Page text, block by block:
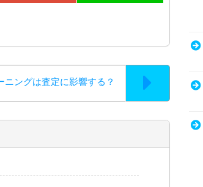
ニングは査定に影響する？